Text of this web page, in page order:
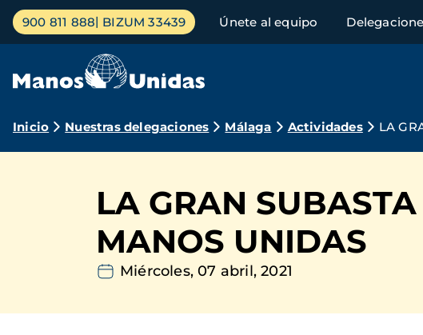
Pasar
contenido
Menú
principal
900 811 888 BIZUM 33439 Únete al equipo
Ruta
navegación
Inicio Nuestras delegaciones Málaga Actividades LA
LA GRAN
MANOS UNIDAS
Miércoles, 07 abril, 2021